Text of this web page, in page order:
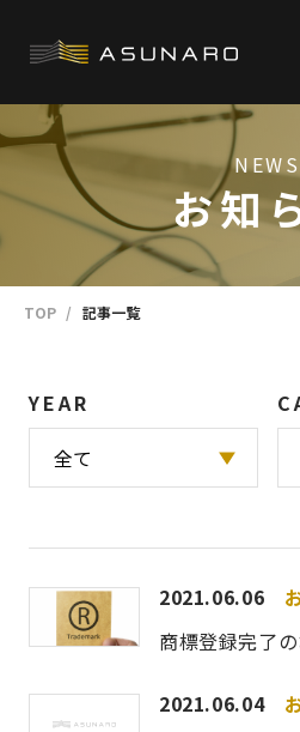
NEWS
お知
TOP 記事一覧
YEAR
2021.06.06
商標登録完了
2021.06.04